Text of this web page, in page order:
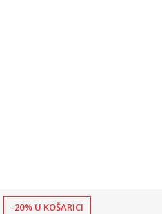
-20% U KOŠARICI